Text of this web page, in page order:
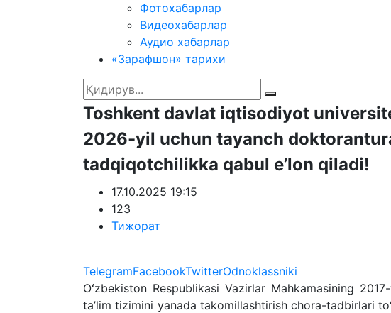
Фотохабарлар
Видеохабарлар
Аудио хабарлар
«Зарафшон» тарихи
Toshkent davlat iqtisodiyot
2026-yil uchun tayanch
tadqiqotchilikka qabul e’lon qiladi!
17.10.2025 19:15
123
Тижорат
TelegramFacebookTwitterOdnoklassniki
Oʻzbekiston Respublikasi Vazirlar Mahkamasining 2017-
ta’lim tizimini yanada takomillashtirish chora-tadbirlari